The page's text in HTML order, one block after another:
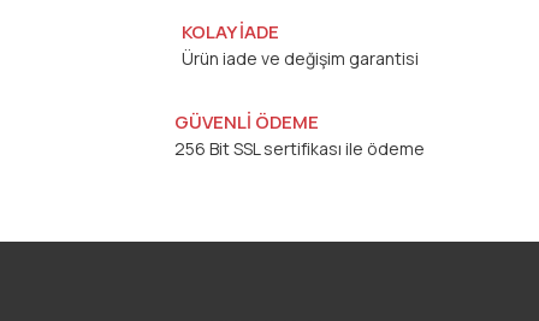
KOLAY İADE
Ürün iade ve değişim garantisi
GÜVENLİ ÖDEME
256 Bit SSL sertifikası ile ödeme